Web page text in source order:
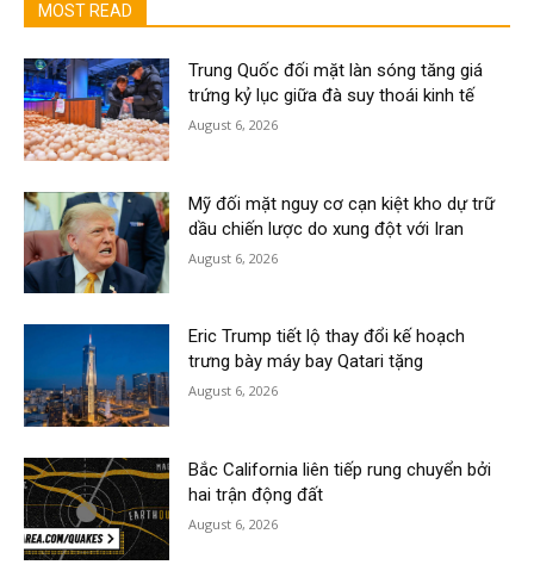
MOST READ
Trung Quốc đối mặt làn sóng tăng giá
trứng kỷ lục giữa đà suy thoái kinh tế
August 6, 2026
Mỹ đối mặt nguy cơ cạn kiệt kho dự trữ
dầu chiến lược do xung đột với Iran
August 6, 2026
Eric Trump tiết lộ thay đổi kế hoạch
trưng bày máy bay Qatari tặng
August 6, 2026
Bắc California liên tiếp rung chuyển bởi
hai trận động đất
August 6, 2026